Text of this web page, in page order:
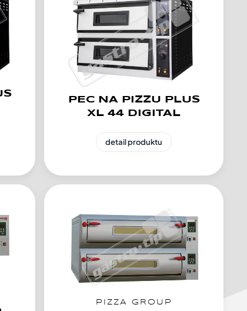
PEC NA PIZZU PLUS
XL 44 DIGITAL
detail produktu
PIZZA GROUP